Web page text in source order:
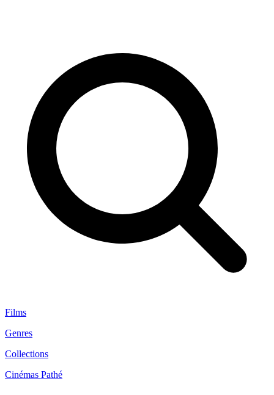
Films
Genres
Collections
Cinémas Pathé